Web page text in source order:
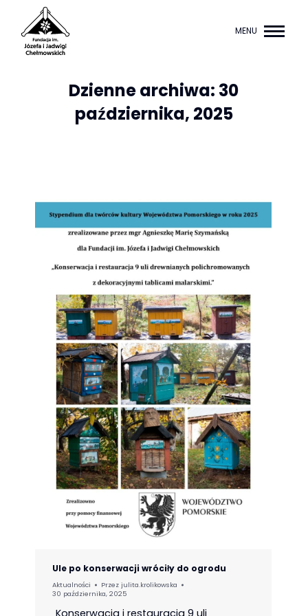
MENU
Dzienne archiwa: 30
października, 2025
Ule po konserwacji wróciły do ogrodu
Aktualności Przezjulita.krolikowska
30 października, 2025
„Konserwacja i restauracja 9 uli